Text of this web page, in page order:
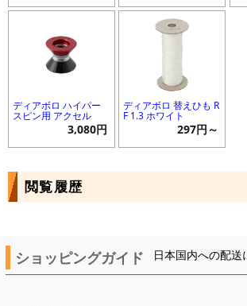
ディアボロ ハイパー
スピン用 アクセル
3,080円
ディアボロ 替えひも R
F 1.3 ホワイト
297円～
閲覧履歴
ショッピングガイド 日本国内への配